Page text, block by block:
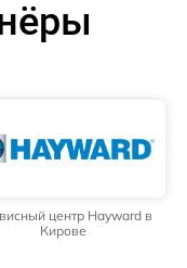
центр Hayward в
Кирове